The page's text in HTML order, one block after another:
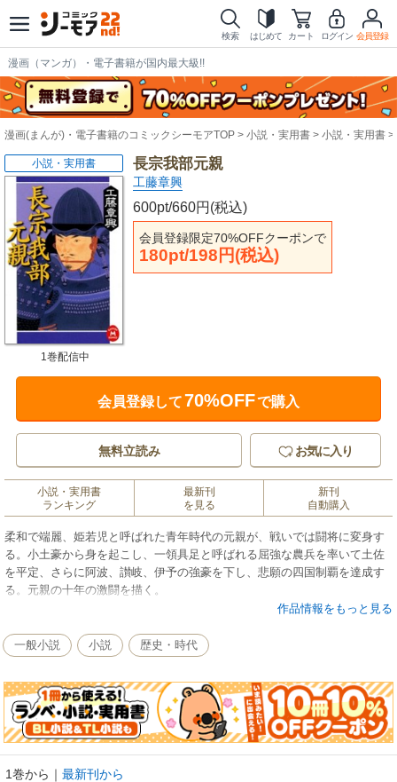
検索 はじめて カート ログイン 会員登録
漫画（マンガ）・電子書籍が国内最大級!!
漫画(まんが)・電子書籍のコミックシーモアTOP 小説・実用書 小説・実用書
長宗我部元親
工藤章興
600pt/660円(税込)
会員登録限定70%OFFクーポンで
180pt/198円(税込)
小説・実用書
1巻配信中
会員登録して70%OFFで購入
無料立読み お気に入り
小説・実用書
ランキング
最新刊
を見る
新刊
自動購入
柔和で端麗、姫若児と呼ばれた青年時代の元親が、戦いでは闘将に変身す
る。小土豪から身を起こし、一領具足と呼ばれる屈強な農兵を率いて土佐
を平定、さらに阿波、讃岐、伊予の強豪を下し、悲願の四国制覇を達成す
る。元親の十年の激闘を描く。
作品情報をもっと見る
一般小説 小説 歴史・時代
1巻から ｜ 最新刊から